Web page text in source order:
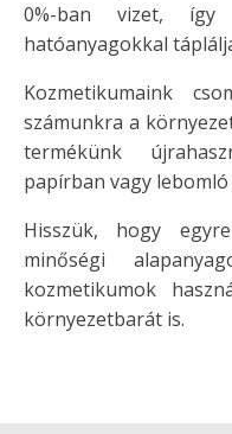
0%-ban vizet, így
hatóanyagokkal
Kozmetikumaink
számunkra a
termékünk
papírban vagy
Hisszük, hogy
minőségi
kozmetikumok
környezetbarát is.